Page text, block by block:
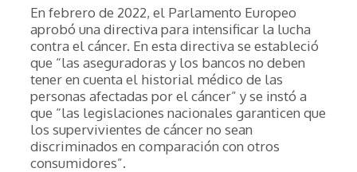
En febrero de 2022, el Parlamento Europeo
aprobó una directiva para intensificar la lucha
contra el cáncer. En esta directiva se estableció
que “las aseguradoras y los bancos no deben
tener en cuenta el historial médico de las
personas afectadas por el cáncer” y se instó a
que “las legislaciones nacionales garanticen que
los supervivientes de cáncer no sean
discriminados en comparación con otros
consumidores”.